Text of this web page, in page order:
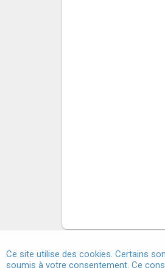
Ce site utilise des cookies. Certains
soumis à votre consentement. Ce